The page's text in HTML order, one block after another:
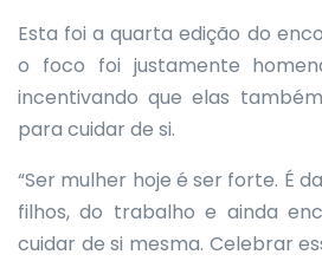
Esta foi a quarta edição do
o foco foi justamente
incentivando que elas
para cuidar de si.
“Ser mulher hoje é ser forte. É
filhos, do trabalho e ainda
cuidar de si mesma. Celebrar